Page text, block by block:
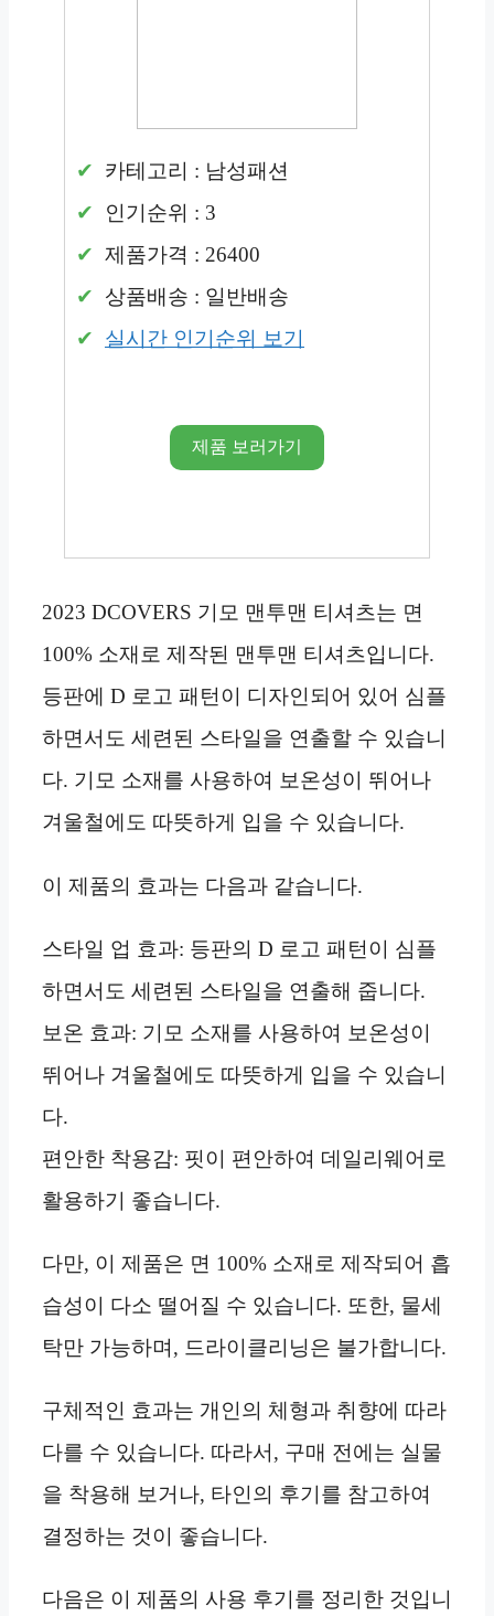
카테고리 : 남성패션
인기순위 : 3
제품가격 : 26400
상품배송 : 일반배송
실시간 인기순위 보기
제품 보러가기
2023 DCOVERS 기모 맨투맨 티셔츠는 면
100% 소재로 제작된 맨투맨 티셔츠입니다.
등판에 D 로고 패턴이 디자인되어 있어 심플
하면서도 세련된 스타일을 연출할 수 있습니
다. 기모 소재를 사용하여 보온성이 뛰어나
겨울철에도 따뜻하게 입을 수 있습니다.
이 제품의 효과는 다음과 같습니다.
스타일 업 효과: 등판의 D 로고 패턴이 심플
하면서도 세련된 스타일을 연출해 줍니다.
보온 효과: 기모 소재를 사용하여 보온성이
뛰어나 겨울철에도 따뜻하게 입을 수 있습니
다.
편안한 착용감: 핏이 편안하여 데일리웨어로
활용하기 좋습니다.
다만, 이 제품은 면 100% 소재로 제작되어 흡
습성이 다소 떨어질 수 있습니다. 또한, 물세
탁만 가능하며, 드라이클리닝은 불가합니다.
구체적인 효과는 개인의 체형과 취향에 따라
다를 수 있습니다. 따라서, 구매 전에는 실물
을 착용해 보거나, 타인의 후기를 참고하여
결정하는 것이 좋습니다.
다음은 이 제품의 사용 후기를 정리한 것입니